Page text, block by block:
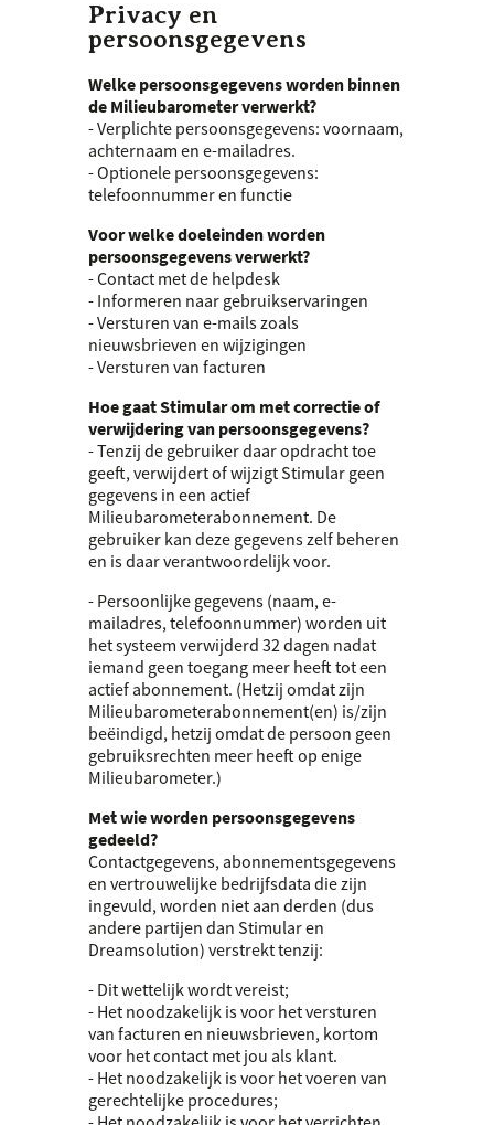
Privacy en
persoonsgegevens
Welke persoonsgegevens worden binnen
de Milieubarometer verwerkt?
- Verplichte persoonsgegevens: voornaam,
achternaam en e-mailadres.
- Optionele persoonsgegevens:
telefoonnummer en functie
Voor welke doeleinden worden
persoonsgegevens verwerkt?
- Contact met de helpdesk
- Informeren naar gebruikservaringen
- Versturen van e-mails zoals
nieuwsbrieven en wijzigingen
- Versturen van facturen
Hoe gaat Stimular om met correctie of
verwijdering van persoonsgegevens?
- Tenzij de gebruiker daar opdracht toe
geeft, verwijdert of wijzigt Stimular geen
gegevens in een actief
Milieubarometerabonnement. De
gebruiker kan deze gegevens zelf beheren
en is daar verantwoordelijk voor.
- Persoonlijke gegevens (naam, e-
mailadres, telefoonnummer) worden uit
het systeem verwijderd 32 dagen nadat
iemand geen toegang meer heeft tot een
actief abonnement. (Hetzij omdat zijn
Milieubarometerabonnement(en) is/zijn
beëindigd, hetzij omdat de persoon geen
gebruiksrechten meer heeft op enige
Milieubarometer.)
Met wie worden persoonsgegevens
gedeeld?
Contactgegevens, abonnementsgegevens
en vertrouwelijke bedrijfsdata die zijn
ingevuld, worden niet aan derden (dus
andere partijen dan Stimular en
Dreamsolution) verstrekt tenzij:
- Dit wettelijk wordt vereist;
- Het noodzakelijk is voor het versturen
van facturen en nieuwsbrieven, kortom
voor het contact met jou als klant.
- Het noodzakelijk is voor het voeren van
gerechtelijke procedures;